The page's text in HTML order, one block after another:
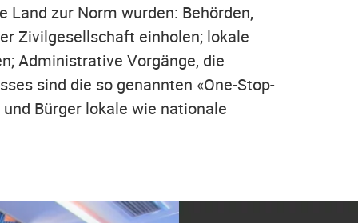
zur Norm wurden: Behörden,
Zivilgesellschaft einholen; lokale
Administrative Vorgänge, die
sind die so genannten «One-Stop-
Bürger lokale wie nationale